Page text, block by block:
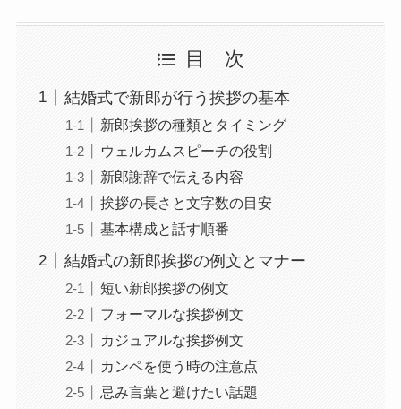
目 次
結婚式で新郎が行う挨拶の基本
新郎挨拶の種類とタイミング
ウェルカムスピーチの役割
新郎謝辞で伝える内容
挨拶の長さと文字数の目安
基本構成と話す順番
結婚式の新郎挨拶の例文とマナー
短い新郎挨拶の例文
フォーマルな挨拶例文
カジュアルな挨拶例文
カンペを使う時の注意点
忌み言葉と避けたい話題